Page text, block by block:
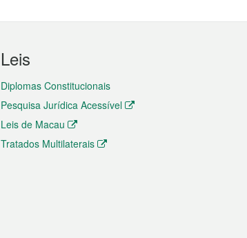
Leis
Diplomas Constitucionais
Pesquisa Jurídica Acessível
Leis de Macau
Tratados Multilaterais